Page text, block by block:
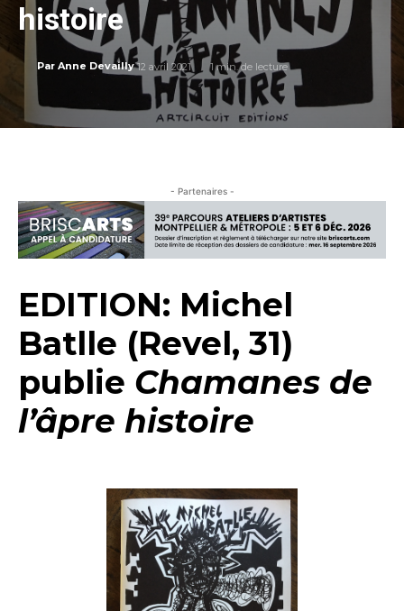
histoire
Par Anne Devailly 12 avril 2021 1min. de lecture
- Partenaires -
EDITION: Michel
Batlle (Revel, 31)
publie Chamanes de
l’âpre histoire